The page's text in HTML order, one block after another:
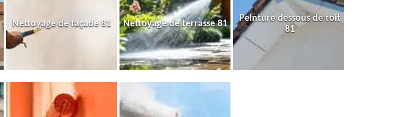
Nettoyage de façade 81 Nettoyage de terrasse 81
Peinture dessous de toit
81